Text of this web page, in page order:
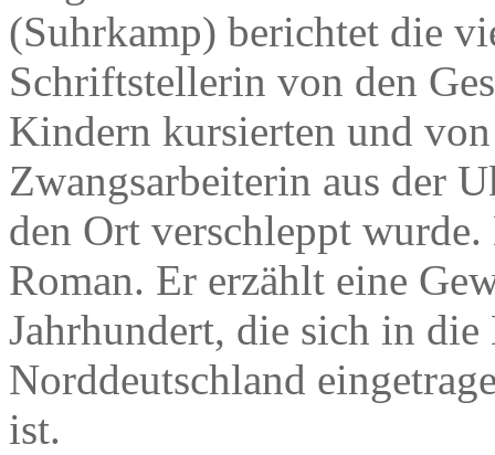
(Suhrkamp) berichtet die
Schriftstellerin von den
Kindern kursierten und
Zwangsarbeiterin aus der
den Ort verschleppt
Roman. Er erzählt eine
Jahrhundert, die sich in
Norddeutschland
ist.